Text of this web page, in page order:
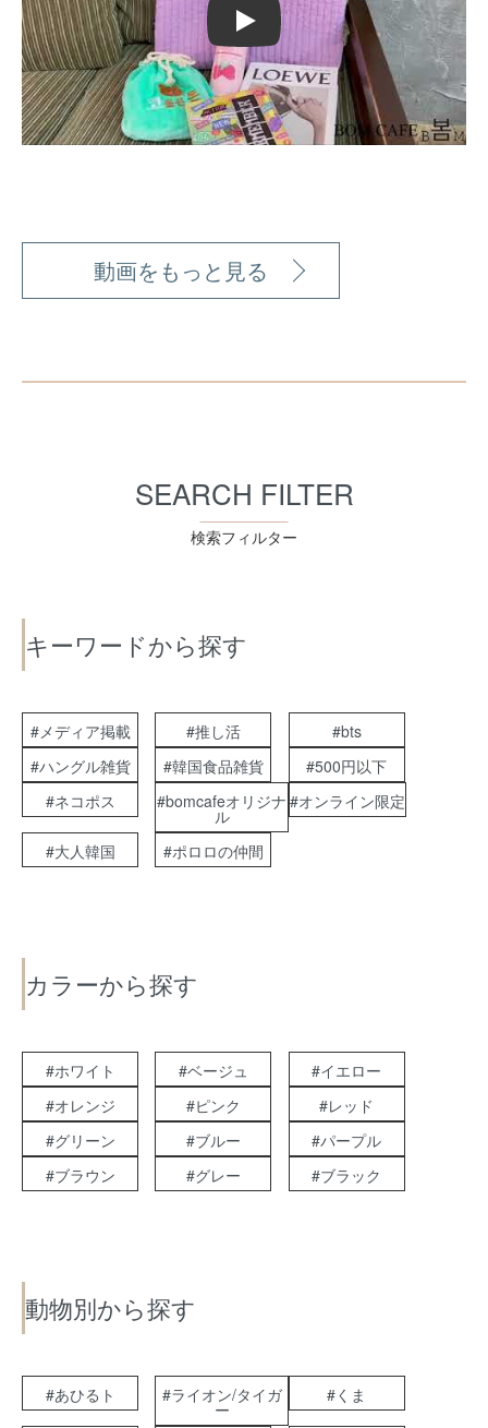
Play
動画をもっと見る
SEARCH FILTER
検索フィルター
キーワードから探す
#メディア掲載 #推し活
#bts
#ハングル雑貨
#韓国食品雑貨
#500円以下
#ネコポス
#bomcafeオリジナ
ル
#オンライン限定
#大人韓国 #ポロロの仲間
カラーから探す
#ホワイト #ベージュ
#イエロー
#オレンジ
#ピンク
#レッド
#グリーン
#ブルー
#パープル
#ブラウン
#グレー #ブラック
動物別から探す
#あひるト #ライオン/タイガ
ー
#くま